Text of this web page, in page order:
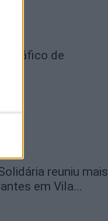
tráfico de
reuniu mais
em Vila...